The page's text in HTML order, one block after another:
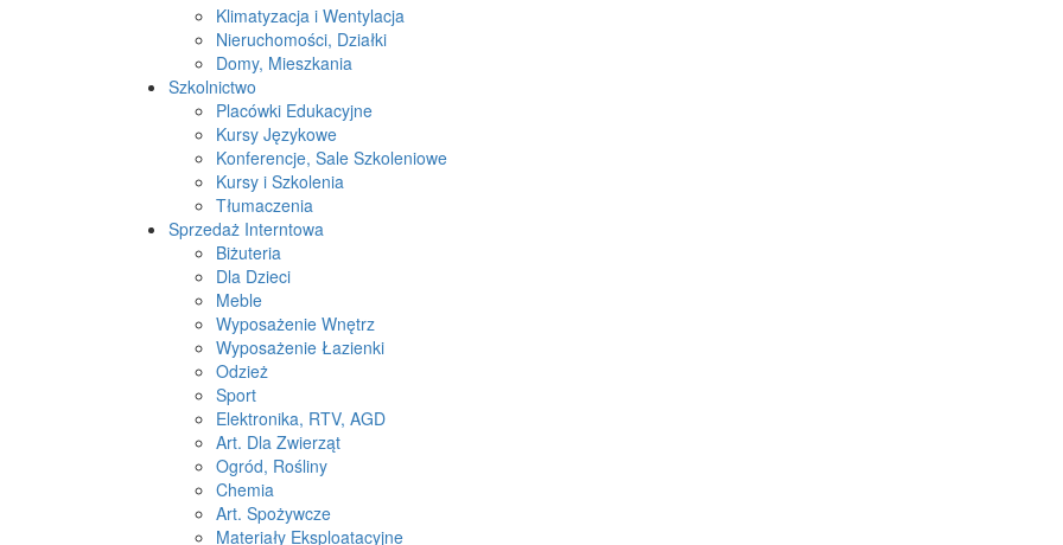
Klimatyzacja i Wentylacja
Nieruchomości, Działki
Domy, Mieszkania
Szkolnictwo
Placówki Edukacyjne
Kursy Językowe
Konferencje, Sale Szkoleniowe
Kursy i Szkolenia
Tłumaczenia
Sprzedaż Interntowa
Biżuteria
Dla Dzieci
Meble
Wyposażenie Wnętrz
Wyposażenie Łazienki
Odzież
Sport
Elektronika, RTV, AGD
Art. Dla Zwierząt
Ogród, Rośliny
Chemia
Art. Spożywcze
Materiały Eksploatacyjne